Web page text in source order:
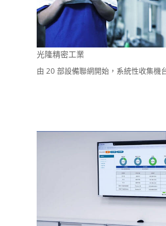
光隆精密工業
由 20 部設備聯網開始，系統性收集機
聯絡我們